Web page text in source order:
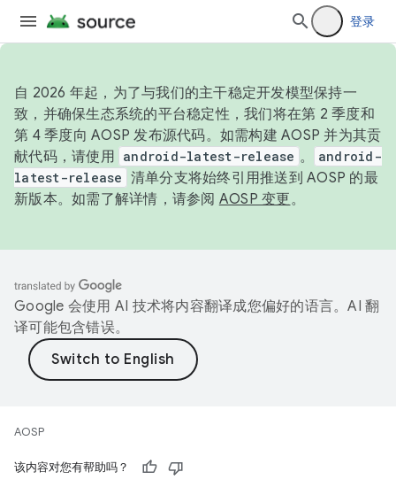
登录
自 2026 年起，为了与我们的主干稳定开发模型保持一
致，并确保生态系统的平台稳定性，我们将在第 2 季度和
第 4 季度向 AOSP 发布源代码。如需构建 AOSP 并为其贡
献代码，请使用 android-latest-release 。
android-
latest-release 清单分支将始终引用推送到 AOSP 的最
新版本。如需了解详情，请参阅 AOSP 变更。
Google 会使用 AI 技术将内容翻译成您偏好的语言。AI 翻
译可能包含错误。
AOSP
该内容对您有帮助吗？